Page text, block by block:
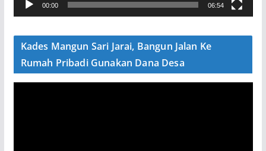
e
00:00 06:54
Kades Mangun Sari Jarai, Bangun Jalan Ke
Rumah Pribadi Gunakan Dana Desa